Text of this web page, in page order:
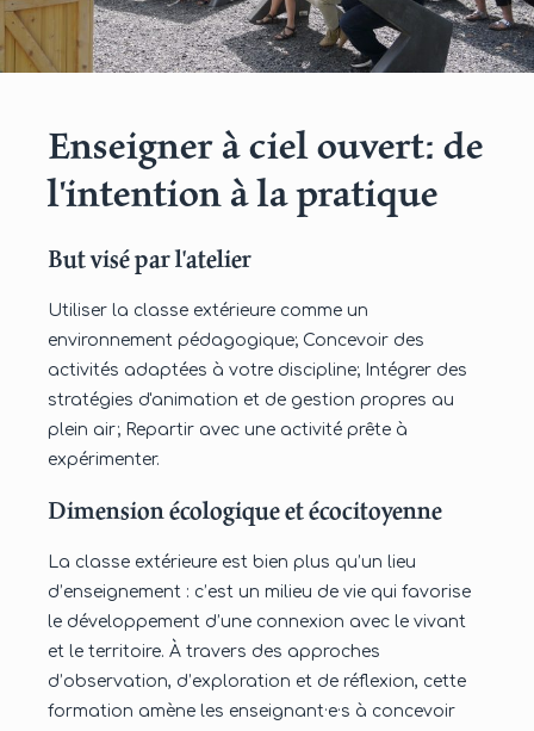
Enseigner à ciel ouvert: de
l'intention à la pratique
But visé par l'atelier
Utiliser la classe extérieure comme un
environnement pédagogique; Concevoir des
activités adaptées à votre discipline; Intégrer des
stratégies d'animation et de gestion propres au
plein air; Repartir avec une activité prête à
expérimenter.
Dimension écologique et écocitoyenne
La classe extérieure est bien plus qu’un lieu
d’enseignement : c’est un milieu de vie qui favorise
le développement d’une connexion avec le vivant
et le territoire. À travers des approches
d’observation, d’exploration et de réflexion, cette
formation amène les enseignant·e·s à concevoir